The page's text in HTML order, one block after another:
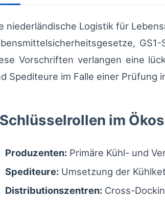
niederländische Logistik für
Vorschriften verlangen eine
Spediteure im Falle einer
Schlüsselrollen im
Produzenten: Primäre Kühl- und
Spediteure: Umsetzung der
Distributionszentren: Cross-